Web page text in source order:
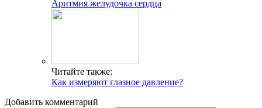
Аритмия желудочка сердца
Читайте также:
Как измеряют глазное давление?
Добавить комментарий